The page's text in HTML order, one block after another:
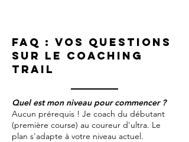
FAQ : vos questions
sur le coaching
trail
Quel est mon niveau pour commencer ?
Aucun prérequis ! Je coach du débutant
(première course) au coureur d'ultra. Le
plan s'adapte à votre niveau actuel.